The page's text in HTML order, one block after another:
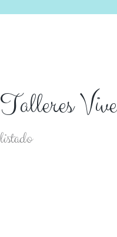
Talleres
listado